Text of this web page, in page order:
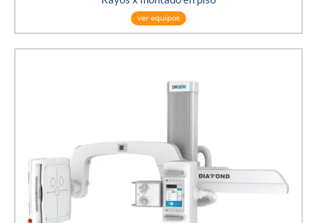
ver equipos